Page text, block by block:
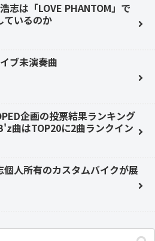
志は「LOVE PHANTOM」で
ているのか
ブ未演奏曲
企画の投票結果ランキング
曲はTOP20に2曲ランクイン
個人所有のカスタムバイクが展